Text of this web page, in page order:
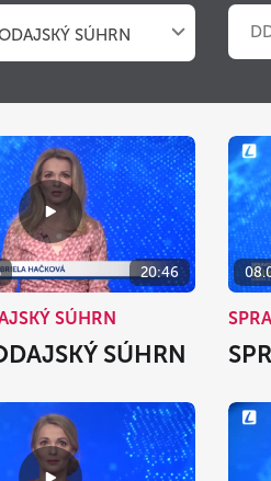
SÚHRN
Po
3
10
17
24
31
20:46
SÚHRN
SÚHRN